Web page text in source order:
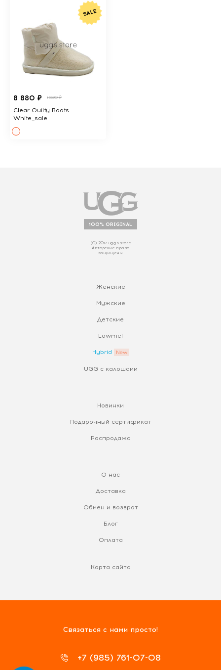
8 880 ₽ 13690 ₽
Clear Quilty Boots
White_sale
100% ORIGINAL
(С) 2017 uggs.store
Авторские права
защищены
Женские
Мужские
Детские
Lowmel
Hybrid
UGG с калошами
Новинки
Подарочный сертификат
Распродажа
О нас
Доставка
Обмен и возврат
Блог
Оплата
Карта сайта
Связаться с нами просто!
+7 (985) 761-07-08